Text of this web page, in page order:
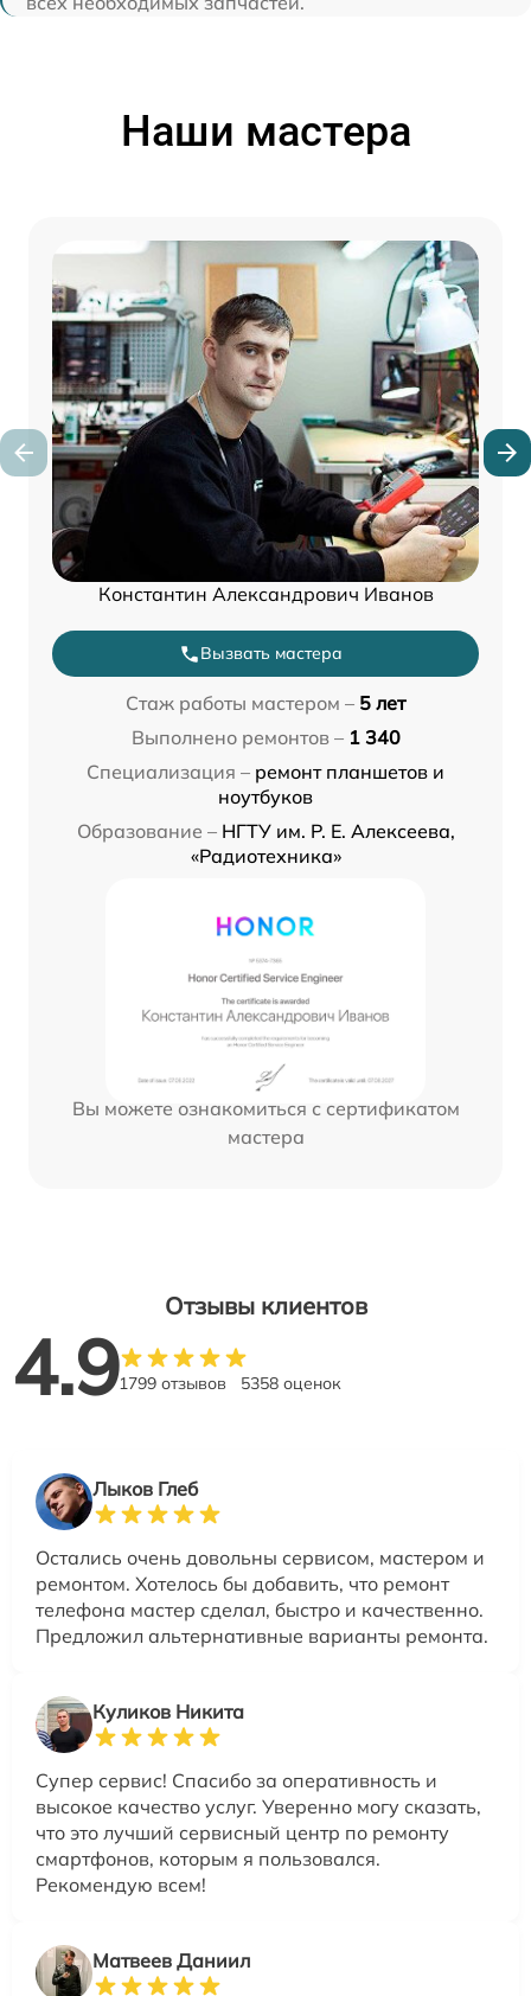
Наши мастера
Константин Александрович Иванов
Вызвать мастера
Стаж работы мастером – 5 лет
Выполнено ремонтов – 1 340
Специализация – ремонт планшетов и
ноутбуков
Образование – НГТУ им. Р. Е. Алексеева,
«Радиотехника»
Вы можете ознакомиться с сертификатом
мастера
Отзывы клиентов
4.91799 отзывов 5358 оценок
Лыков Глеб
Остались очень довольны сервисом, мастером и
ремонтом. Хотелось бы добавить, что ремонт
телефона мастер сделал, быстро и качественно.
Предложил альтернативные варианты ремонта.
Куликов Никита
Супер сервис! Спасибо за оперативность и
высокое качество услуг. Уверенно могу сказать,
что это лучший сервисный центр по ремонту
смартфонов, которым я пользовался.
Рекомендую всем!
Матвеев Даниил